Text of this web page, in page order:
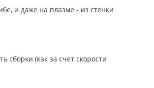
и даже на плазме - из стенки
сборки (как за счет скорости